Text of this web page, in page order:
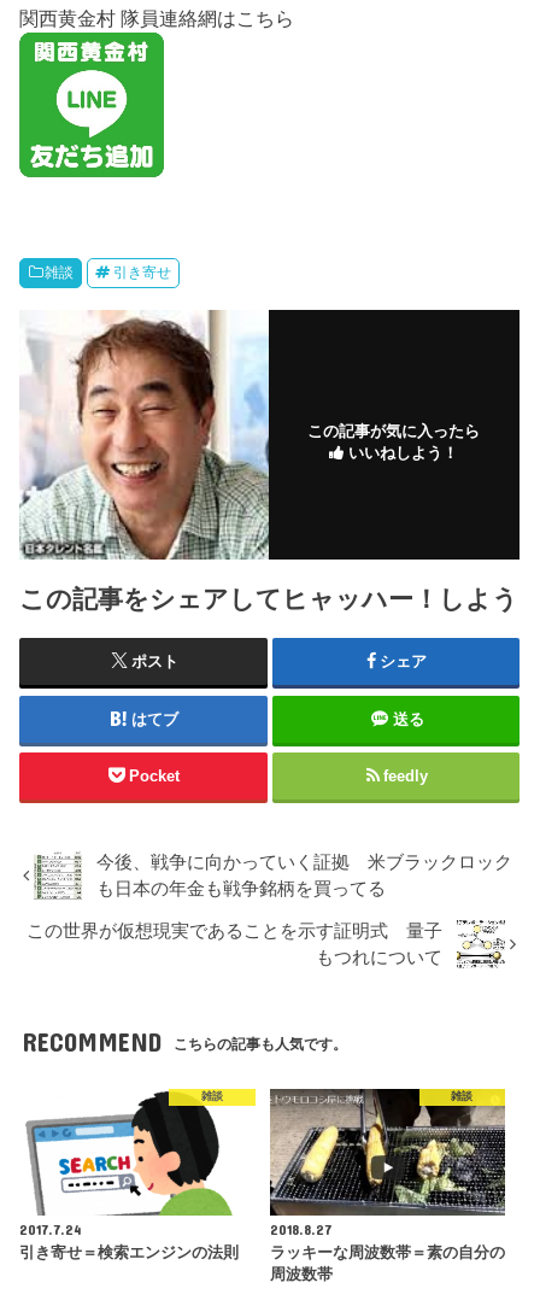
関西黄金村 隊員連絡網はこちら
雑談 引き寄せ
この記事が気に入ったら
いいねしよう！
この記事をシェアしてヒャッハー！しよう
ポスト シェア
はてブ 送る
Pocket feedly
今後、戦争に向かっていく証拠 米ブラックロック
も日本の年金も戦争銘柄を買ってる
この世界が仮想現実であることを示す証明式 量子
もつれについて
RECOMMEND こちらの記事も人気です。
雑談
2017.7.24
引き寄せ＝検索エンジンの法則
雑談
2018.8.27
ラッキーな周波数帯＝素の自分の
周波数帯